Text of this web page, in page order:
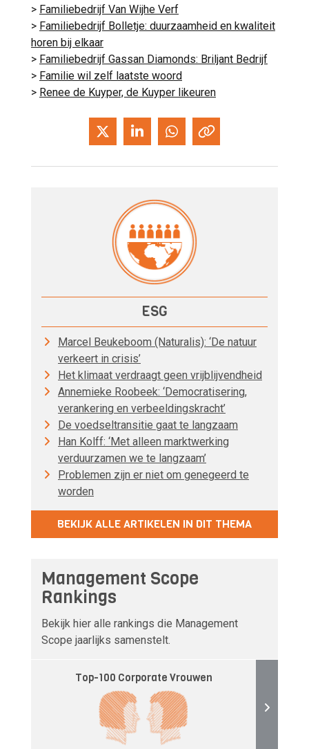
> Familiebedrijf Van Wijhe Verf
> Familiebedrijf Bolletje: duurzaamheid en kwaliteit
horen bij elkaar
> Familiebedrijf Gassan Diamonds: Briljant Bedrijf
> Familie wil zelf laatste woord
> Renee de Kuyper, de Kuyper likeuren
ESG
Marcel Beukeboom (Naturalis): ‘De natuur
verkeert in crisis’
Het klimaat verdraagt geen vrijblijvendheid
Annemieke Roobeek: ‘Democratisering,
verankering en verbeeldingskracht’
De voedseltransitie gaat te langzaam
Han Kolff: ‘Met alleen marktwerking
verduurzamen we te langzaam’
Problemen zijn er niet om genegeerd te
worden
BEKIJK ALLE ARTIKELEN IN DIT THEMA
Management Scope
Rankings
Bekijk hier alle rankings die Management
Scope jaarlijks samenstelt.
Top-100 Corporate Vrouwen